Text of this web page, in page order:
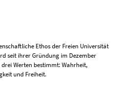
Ethos der Freien Universität
seit ihrer Gründung im Dezember
drei Werten bestimmt: Wahrheit,
und Freiheit.